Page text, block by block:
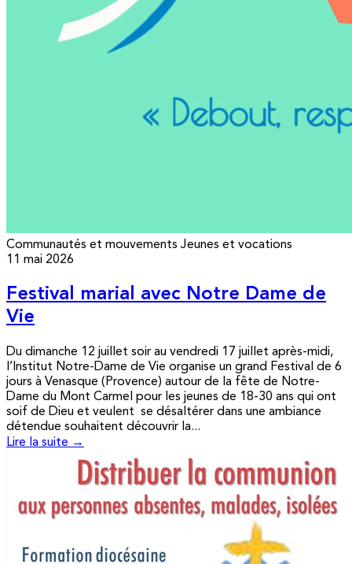
Communautés et mouvements Jeunes et vocations
11 mai 2026
Festival marial avec Notre Dame de
Vie
Du dimanche 12 juillet soir au vendredi 17 juillet après-midi,
l’Institut Notre-Dame de Vie organise un grand Festival de 6
jours à Venasque (Provence) autour de la fête de Notre-
Dame du Mont Carmel pour les jeunes de 18-30 ans qui ont
soif de Dieu et veulent se désaltérer dans une ambiance
détendue souhaitent découvrir la...
Lire la suite →